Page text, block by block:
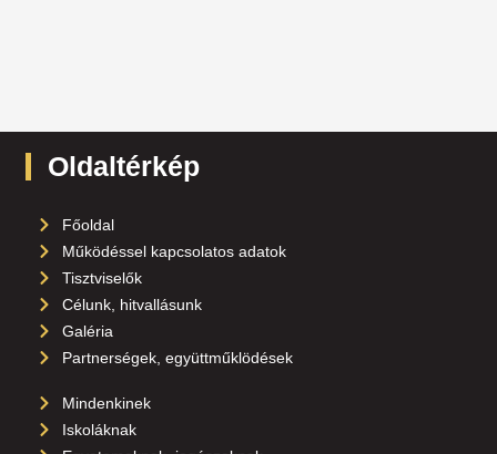
Oldaltérkép
Főoldal
Működéssel kapcsolatos adatok
Tisztviselők
Célunk, hitvallásunk
Galéria
Partnerségek, együttműklödések
Mindenkinek
Iskoláknak